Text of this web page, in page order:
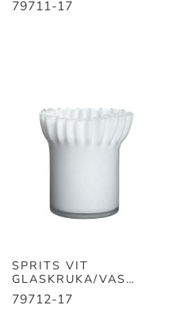
79711-17
SPRITS VIT
GLASKRUKA/VAS
D16CM H17CM
79712-17